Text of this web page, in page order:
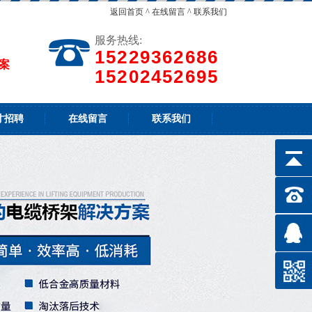
返回首页 ^ 在线留言 ^ 联系我们
服务热线:
15229362686
15202452695
招聘 在线留言 联系我们